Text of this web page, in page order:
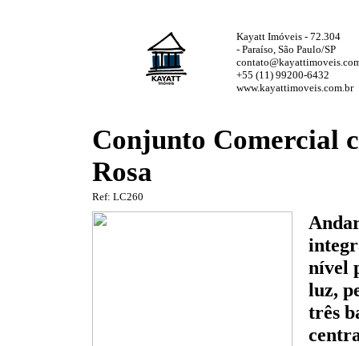
Kayatt Imóveis - 72.304
- Paraíso, São Paulo/SP
+55 (11) 99200-6432
www.kayattimoveis.com.br
Conjunto Comercial
Rosa
Ref: LC260
nível
luz,
três